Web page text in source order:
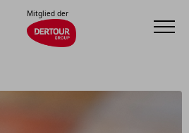
Mitglied der